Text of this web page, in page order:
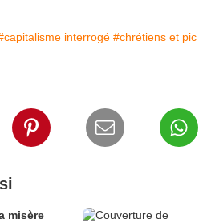
interrogé #chrétiens et pic
misère